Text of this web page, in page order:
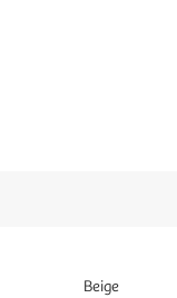
Beige